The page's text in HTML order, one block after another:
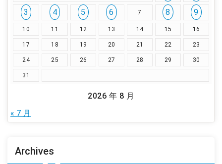
2026 年 8 月
3
4 5 6 7 8 9
10 11 12 13 14 15 16
17 18 19 20 21 22 23
24 25 26 27 28 29 30
31
« 7 月
Archives